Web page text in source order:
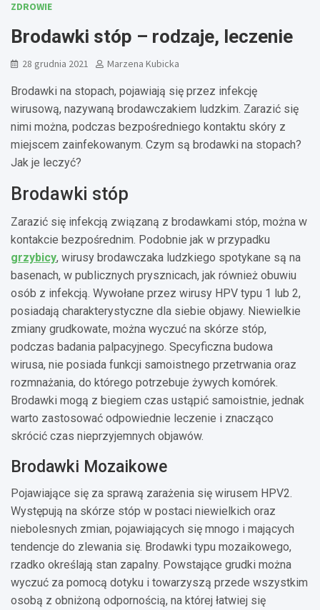
ZDROWIE
Brodawki stóp – rodzaje, leczenie
28 grudnia 2021 Marzena Kubicka
Brodawki na stopach, pojawiają się przez infekcję
wirusową, nazywaną brodawczakiem ludzkim. Zarazić się
nimi można, podczas bezpośredniego kontaktu skóry z
miejscem zainfekowanym. Czym są brodawki na stopach?
Jak je leczyć?
Brodawki stóp
Zarazić się infekcją związaną z brodawkami stóp, można w
kontakcie bezpośrednim. Podobnie jak w przypadku
grzybicy, wirusy brodawczaka ludzkiego spotykane są na
basenach, w publicznych prysznicach, jak również obuwiu
osób z infekcją. Wywołane przez wirusy HPV typu 1 lub 2,
posiadają charakterystyczne dla siebie objawy. Niewielkie
zmiany grudkowate, można wyczuć na skórze stóp,
podczas badania palpacyjnego. Specyficzna budowa
wirusa, nie posiada funkcji samoistnego przetrwania oraz
rozmnażania, do którego potrzebuje żywych komórek.
Brodawki mogą z biegiem czas ustąpić samoistnie, jednak
warto zastosować odpowiednie leczenie i znacząco
skrócić czas nieprzyjemnych objawów.
Brodawki Mozaikowe
Pojawiające się za sprawą zarażenia się wirusem HPV2.
Występują na skórze stóp w postaci niewielkich oraz
niebolesnych zmian, pojawiających się mnogo i mających
tendencje do zlewania się. Brodawki typu mozaikowego,
rzadko określają stan zapalny. Powstające grudki można
wyczuć za pomocą dotyku i towarzyszą przede wszystkim
osobą z obniżoną odpornością, na której łatwiej się